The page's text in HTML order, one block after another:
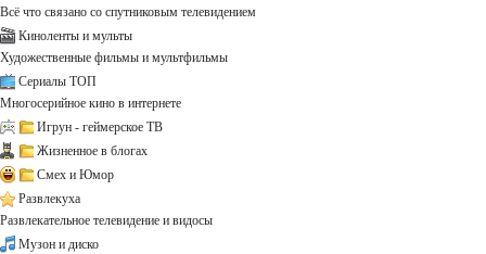
Всё что связано со спутниковым телевидением
Киноленты и мульты
Художественные фильмы и мультфильмы
Сериалы ТОП
Многосерийное кино в интернете
Игрун - геймерское ТВ
Жизненное в блогах
Смех и Юмор
Развлекуха
Развлекательное телевидение и видосы
Музон и диско